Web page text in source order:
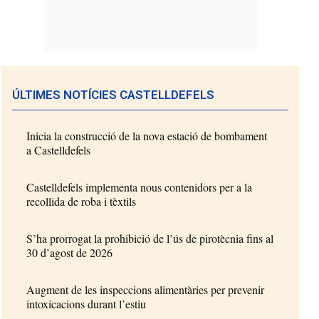
ÚLTIMES NOTÍCIES CASTELLDEFELS
Inicia la construcció de la nova estació de bombament
a Castelldefels
Castelldefels implementa nous contenidors per a la
recollida de roba i tèxtils
S’ha prorrogat la prohibició de l’ús de pirotècnia fins al
30 d’agost de 2026
Augment de les inspeccions alimentàries per prevenir
intoxicacions durant l’estiu